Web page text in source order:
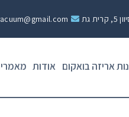
גת
אריזה בואקום אודות